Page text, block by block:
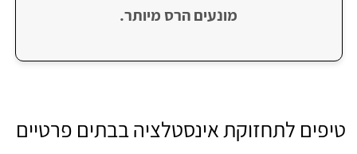
מונעים הרס מיותר.
טיפים לתחזוקת אינסטלציה בבתים פרטיים